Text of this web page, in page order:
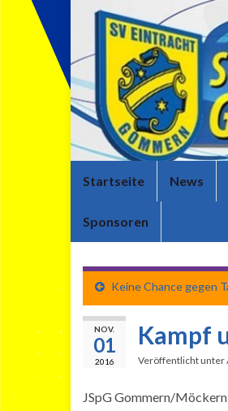
Startseite News
Sponsoren
Keine Chance gegen
NOV.
01
2016
Kampf
Veröffentlicht unter
JSpG Gommern/